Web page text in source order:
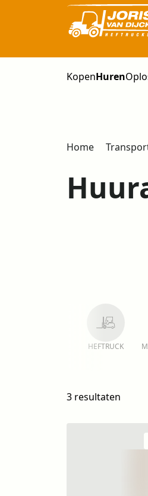
KopenHuren
Home
HEFTRUCK
3 resultaten